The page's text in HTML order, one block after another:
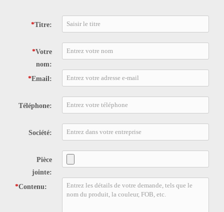
*Titre:
*Votre
nom:
*Email:
Téléphone:
Société:
Pièce
jointe:
*Contenu: